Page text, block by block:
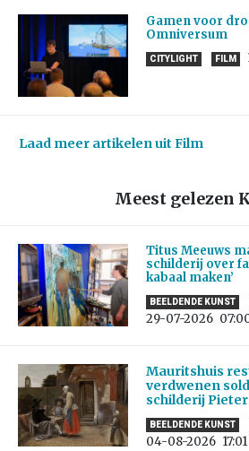
Gamen voor
Omniversum
CITYLIGHT FILM
Laad meer artikelen uit Film
Meest gelezen
Titus Meeuws
schilderij over
kabaal maken’
BEELDENDE KUNST
29-07-2026
Mauritshuis
verdwenen
schilderij
BEELDENDE KUNST
04-08-2026 17:01